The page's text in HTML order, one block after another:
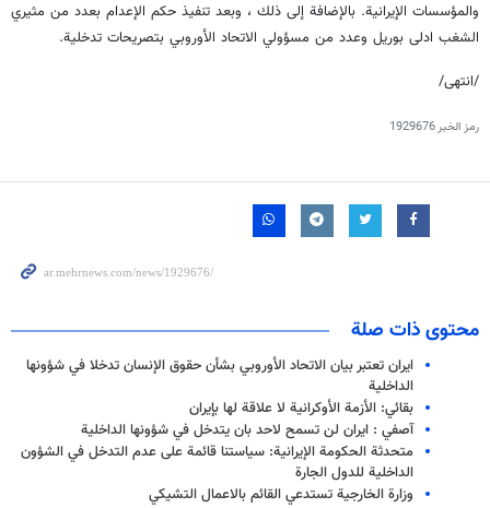
والمؤسسات الإيرانية. بالإضافة إلى ذلك ، وبعد تنفيذ حكم الإعدام بعدد من مثيري
الشغب ادلى بوريل وعدد من مسؤولي الاتحاد الأوروبي بتصريحات تدخلية.
/انتهى/
رمز الخبر1929676
محتوى ذات صلة
ايران تعتبر بيان الاتحاد الأوروبي بشأن حقوق الإنسان تدخلا في شؤونها
الداخلية
بقائي: الأزمة الأوكرانية لا علاقة لها بإيران
آصفي : ايران لن تسمح لاحد بان يتدخل في شؤونها الداخلية
متحدثة الحكومة الإيرانية: سياستنا قائمة على عدم التدخل في الشؤون
الداخلية للدول الجارة
وزارة الخارجية تستدعي القائم بالاعمال التشيكي